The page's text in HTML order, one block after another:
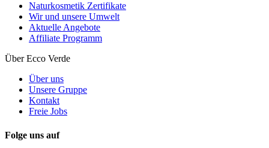
Naturkosmetik Zertifikate
Wir und unsere Umwelt
Aktuelle Angebote
Affiliate Programm
Über Ecco Verde
Über uns
Unsere Gruppe
Kontakt
Freie Jobs
Folge uns auf